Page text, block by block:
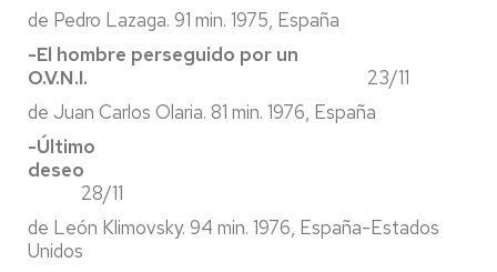
de Pedro Lazaga. 91 min. 1975, España
-El hombre perseguido por un
O.V.N.I. 23/11
de Juan Carlos Olaria. 81 min. 1976, España
-Último
deseo
28/11
de León Klimovsky. 94 min. 1976, España-Estados
Unidos